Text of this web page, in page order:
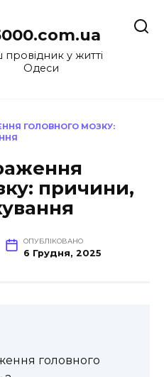
у житті
Одеси
ГОЛОВНОГО МОЗКУ:
причини,
ОПУБЛІКОВАНО
6 Грудня, 2025
головного